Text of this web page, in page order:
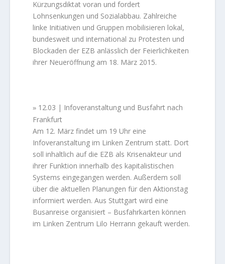
Kürzungsdiktat voran und fordert
Lohnsenkungen und Sozialabbau. Zahlreiche
linke Initiativen und Gruppen mobilisieren lokal,
bundesweit und international zu Protesten und
Blockaden der EZB anlässlich der Feierlichkeiten
ihrer Neueröffnung am 18. März 2015.
» 12.03 | Infoveranstaltung und Busfahrt nach
Frankfurt
Am 12. März findet um 19 Uhr eine
Infoveranstaltung im Linken Zentrum statt. Dort
soll inhaltlich auf die EZB als Krisenakteur und
ihrer Funktion innerhalb des kapitalistischen
Systems eingegangen werden. Außerdem soll
über die aktuellen Planungen für den Aktionstag
informiert werden. Aus Stuttgart wird eine
Busanreise organisiert – Busfahrkarten können
im Linken Zentrum Lilo Herrann gekauft werden.